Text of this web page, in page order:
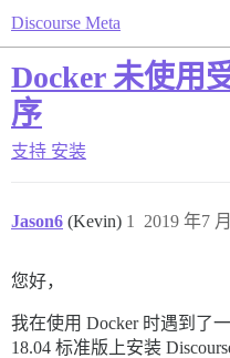
Discourse Meta
Docker 未使用
序
支持 安装
Jason6 (Kevin) 2019 年7
1
您好，
我在使用 Docker 时遇到了
18.04 标准版上安装